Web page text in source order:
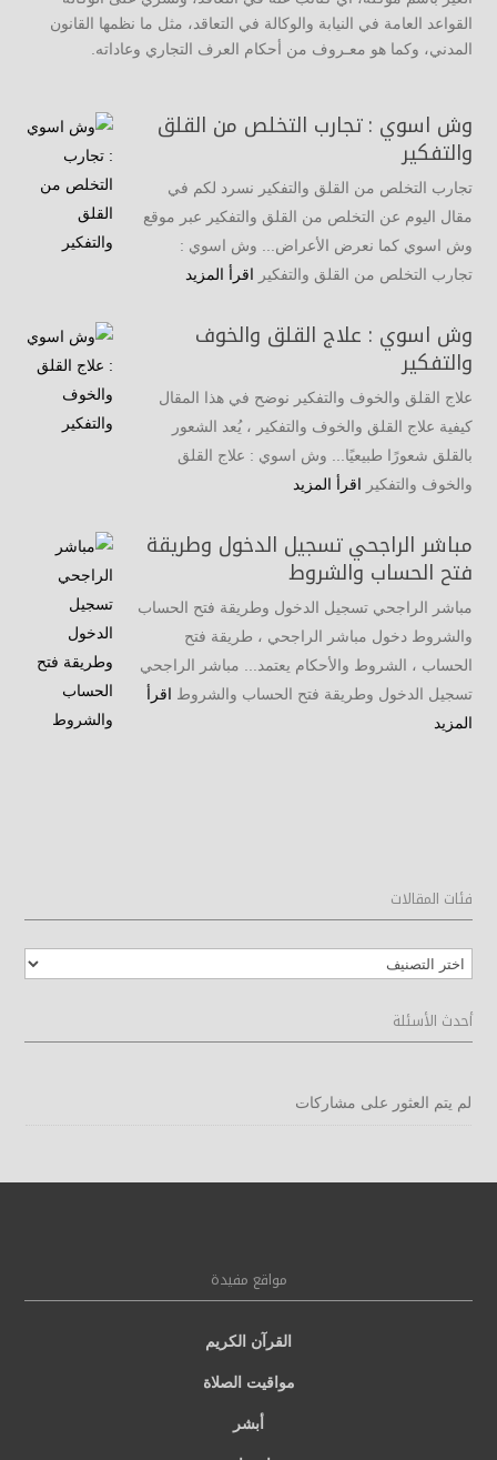
القواعد العامة في النيابة والوكالة في التعاقد، مثل ما نظمها القانون
المدني، وكما هو معـروف من أحكام العرف التجاري وعاداته.
وش اسوي : تجارب التخلص من القلق
والتفكير
تجارب التخلص من القلق والتفكير نسرد لكم في
مقال اليوم عن التخلص من القلق والتفكير عبر موقع
وش اسوي كما نعرض الأعراض... وش اسوي :
تجارب التخلص من القلق والتفكير اقرأ المزيد
وش اسوي : علاج القلق والخوف
والتفكير
علاج القلق والخوف والتفكير نوضح في هذا المقال
كيفية علاج القلق والخوف والتفكير ، يُعد الشعور
بالقلق شعورًا طبيعيًا... وش اسوي : علاج القلق
والخوف والتفكير اقرأ المزيد
مباشر الراجحي تسجيل الدخول وطريقة
فتح الحساب والشروط
مباشر الراجحي تسجيل الدخول وطريقة فتح الحساب
والشروط دخول مباشر الراجحي ، طريقة فتح
الحساب ، الشروط والأحكام يعتمد... مباشر الراجحي
تسجيل الدخول وطريقة فتح الحساب والشروط اقرأ
المزيد
فئات المقالات
فئات
المقالات
أحدث الأسئلة
لم يتم العثور على مشاركات
مواقع مفيدة
القرآن الكريم
مواقيت الصلاة
أبشر